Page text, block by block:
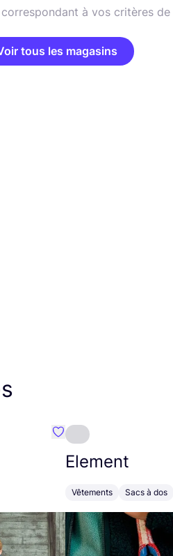
à vos critères de
tous les magasins
Préféré {nom}
Element
Vêtements Sacs à dos